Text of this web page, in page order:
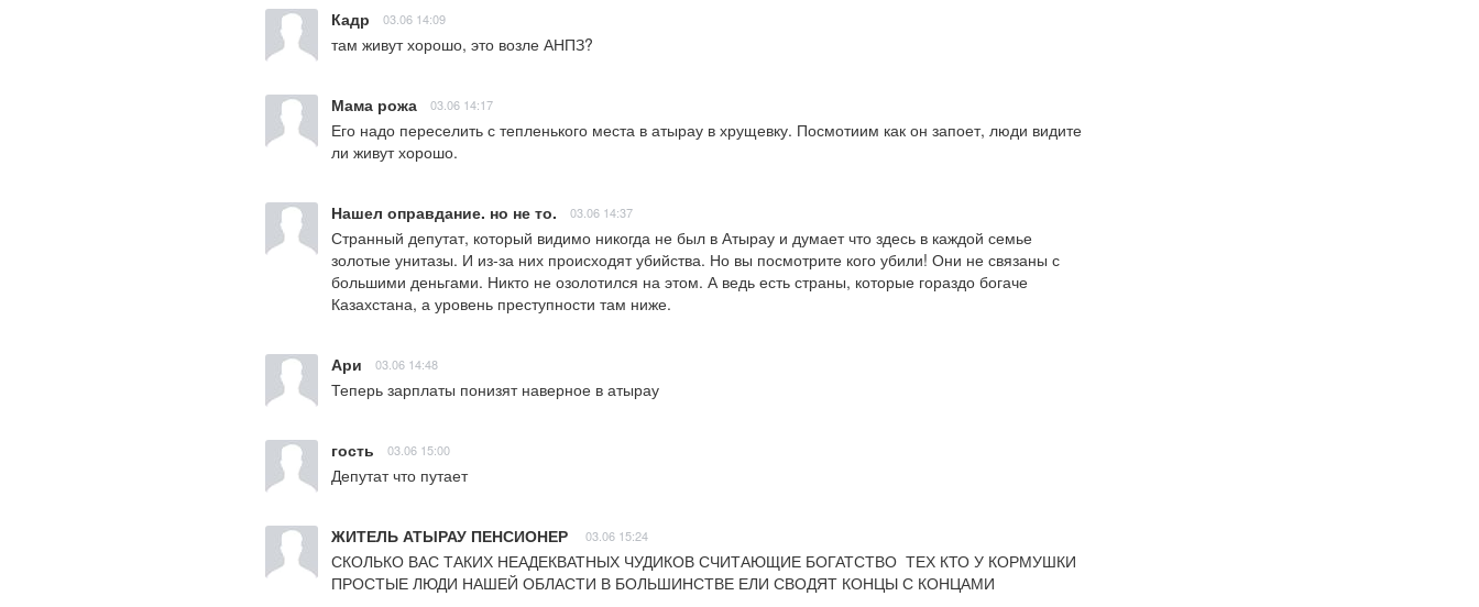
Кадр 03.06 14:09
там живут хорошо, это возле АНПЗ?
Мама рожа 03.06 14:17
Его надо переселить с тепленького места в атырау в хрущевку. Посмотиим как он запоет, люди видите
ли живут хорошо.
Нашел оправдание. но не то. 03.06 14:37
Странный депутат, который видимо никогда не был в Атырау и думает что здесь в каждой семье
золотые унитазы. И из-за них происходят убийства. Но вы посмотрите кого убили! Они не связаны с
большими деньгами. Никто не озолотился на этом. А ведь есть страны, которые гораздо богаче
Казахстана, а уровень преступности там ниже.
Ари 03.06 14:48
Теперь зарплаты понизят наверное в атырау
гость 03.06 15:00
Депутат что путает
ЖИТЕЛЬ АТЫРАУ ПЕНСИОНЕР 03.06 15:24
СКОЛЬКО ВАС ТАКИХ НЕАДЕКВАТНЫХ ЧУДИКОВ СЧИТАЮЩИЕ БОГАТСТВО  ТЕХ КТО У КОРМУШКИ
ПРОСТЫЕ ЛЮДИ НАШЕЙ ОБЛАСТИ В БОЛЬШИНСТВЕ ЕЛИ СВОДЯТ КОНЦЫ С КОНЦАМИ